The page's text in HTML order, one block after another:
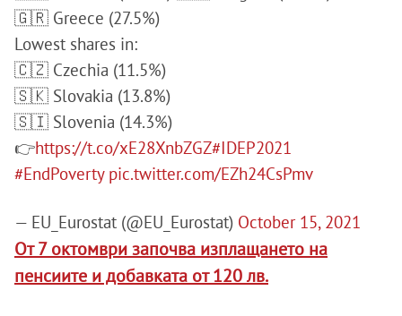
🇬🇷 Greece (27.5%)
Lowest shares in:
🇨🇿 Czechia (11.5%)
🇸🇰 Slovakia (13.8%)
🇸🇮 Slovenia (14.3%)
👉https://t.co/xE28XnbZGZ#IDEP2021
#EndPoverty pic.twitter.com/EZh24CsPmv
— EU_Eurostat (@EU_Eurostat) October 15, 2021
От 7 октомври започва изплащането на
пенсиите и добавката от 120 лв.